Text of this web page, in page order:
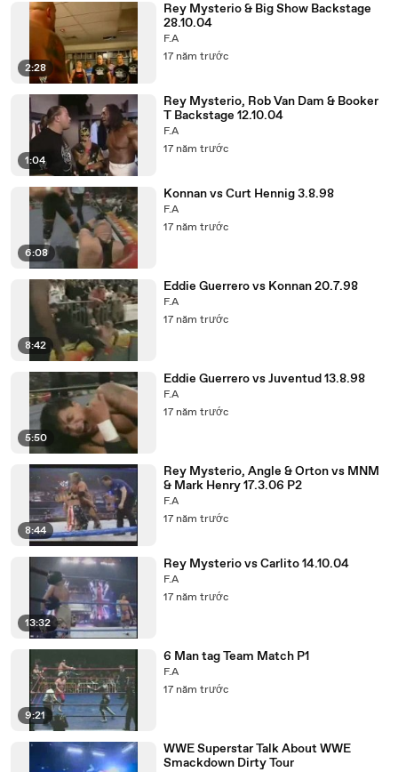
2:28
Rey Mysterio & Big Show Backstage
28.10.04
F.A
17 năm trước
1:04
Rey Mysterio, Rob Van Dam & Booker
T Backstage 12.10.04
F.A
17 năm trước
6:08
Konnan vs Curt Hennig 3.8.98
F.A
17 năm trước
8:42
Eddie Guerrero vs Konnan 20.7.98
F.A
17 năm trước
5:50
Eddie Guerrero vs Juventud 13.8.98
F.A
17 năm trước
8:44
Rey Mysterio, Angle & Orton vs MNM
& Mark Henry 17.3.06 P2
F.A
17 năm trước
13:32
Rey Mysterio vs Carlito 14.10.04
F.A
17 năm trước
9:21
6 Man tag Team Match P1
F.A
17 năm trước
WWE Superstar Talk About WWE
Smackdown Dirty Tour